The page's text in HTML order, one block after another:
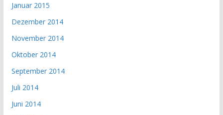
Januar 2015
Dezember 2014
November 2014
Oktober 2014
September 2014
Juli 2014
Juni 2014